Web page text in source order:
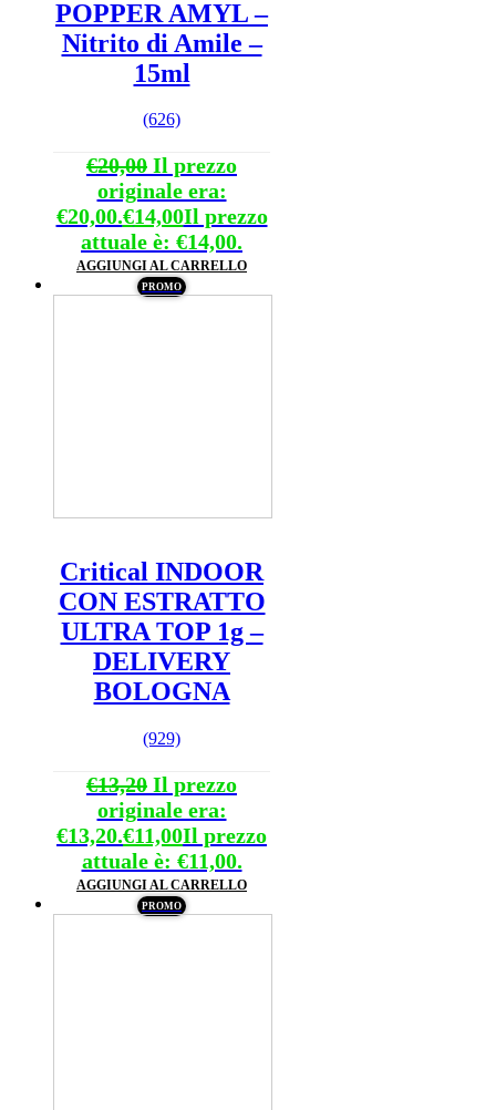
POPPER AMYL –
Nitrito di Amile –
15ml
(626)
€20,00 Il prezzo
originale era:
€20,00.€14,00Il prezzo
attuale è: €14,00.
AGGIUNGI AL CARRELLO
PROMO
Critical INDOOR
CON ESTRATTO
ULTRA TOP 1g –
DELIVERY
BOLOGNA
(929)
€13,20 Il prezzo
originale era:
€13,20.€11,00Il prezzo
attuale è: €11,00.
AGGIUNGI AL CARRELLO
PROMO